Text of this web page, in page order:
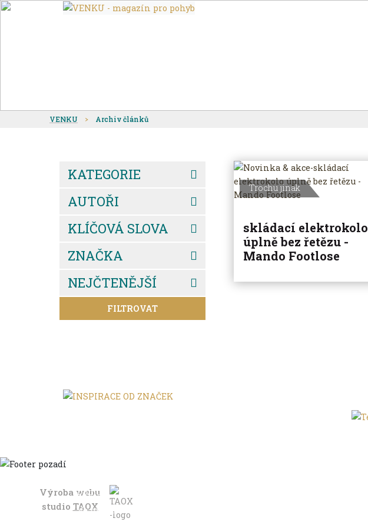
VENKU Archiv článků
KATEGORIE
AUTOŘI
KLÍČOVÁ SLOVA
ZNAČKA
NEJČTENĚJŠÍ
FILTROVAT
Trochu jinak
skládací elektrokolo
úplně bez řetězu -
Mando Footlose
Výroba webu
studio TAOX
Domů
Ve městě